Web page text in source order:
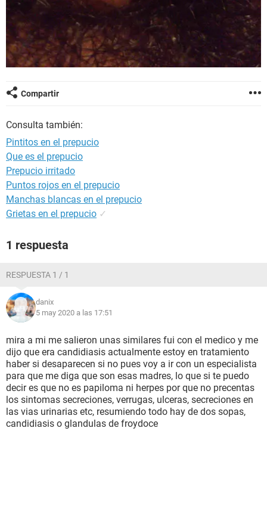
Compartir
Consulta también:
Pintitos en el prepucio
Que es el prepucio
Prepucio irritado
Puntos rojos en el prepucio
Manchas blancas en el prepucio
Grietas en el prepucio ✓
1 respuesta
RESPUESTA 1 / 1
danix
5 may 2020 a las 17:51
mira a mi me salieron unas similares fui con el medico y me
dijo que era candidiasis actualmente estoy en tratamiento
haber si desaparecen si no pues voy a ir con un especialista
para que me diga que son esas madres, lo que si te puedo
decir es que no es papiloma ni herpes por que no precentas
los sintomas secreciones, verrugas, ulceras, secreciones en
las vias urinarias etc, resumiendo todo hay de dos sopas,
candidiasis o glandulas de froydoce